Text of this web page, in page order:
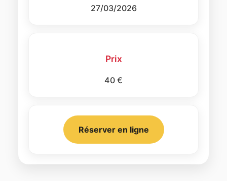
27/03/2026
Prix
40 €
Réserver en ligne